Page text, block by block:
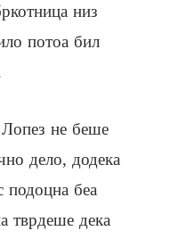
низ
потоа бил
Лопез не беше
дело, додека
подоцна беа
тврдеше дека